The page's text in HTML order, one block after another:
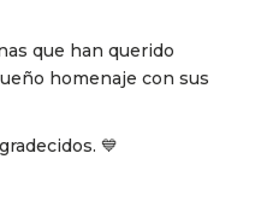
que han querido
homenaje con sus
💙